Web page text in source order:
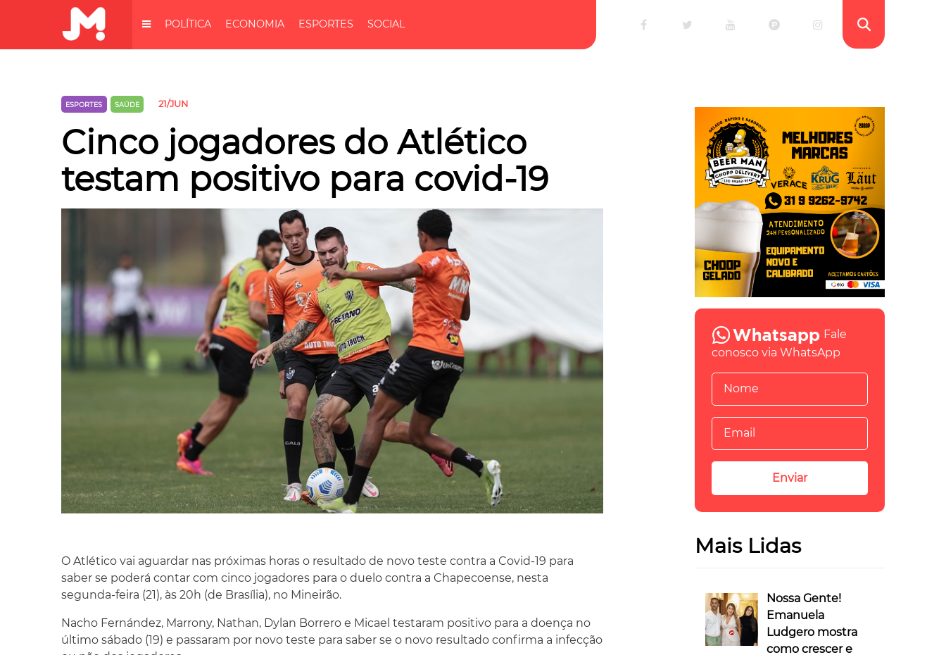
POLÍTICA ECONOMIA ESPORTES SOCIAL
ESPORTES SAÚDE 21/JUN
Cinco jogadores do Atlético
testam positivo para covid-19
O Atlético vai aguardar nas próximas horas o resultado de novo teste contra a Covid-19 para
saber se poderá contar com cinco jogadores para o duelo contra a Chapecoense, nesta
segunda-feira (21), às 20h (de Brasília), no Mineirão.
Nacho Fernández, Marrony, Nathan, Dylan Borrero e Micael testaram positivo para a doença no
último sábado (19) e passaram por novo teste para saber se o novo resultado confirma a infecção
Fale
conosco via WhatsApp
Mais Lidas
Nossa Gente!
Emanuela
Ludgero mostra
como crescer e